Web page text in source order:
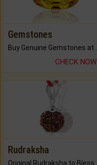
Gemstones
CHECK NOW
Rudraksha